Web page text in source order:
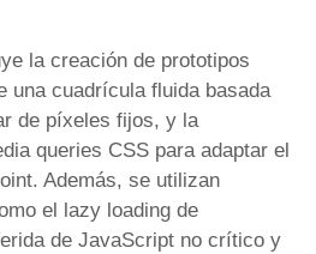
la creación de prototipos
una cuadrícula fluida basada
de píxeles fijos, y la
queries CSS para adaptar el
Además, se utilizan
el lazy loading de
de JavaScript no crítico y